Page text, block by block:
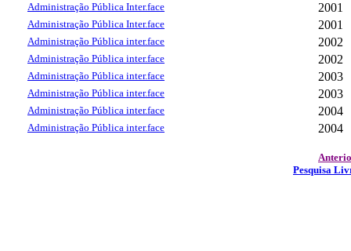
Administração Pública Inter.face 2001
Administração Pública Inter.face 2001
Administração Pública inter.face 2002
Administração Pública inter.face 2002
Administração Pública inter.face 2003
Administração Pública inter.face 2003
Administração Pública inter.face 2004
Administração Pública inter.face 2004
Pesquisa